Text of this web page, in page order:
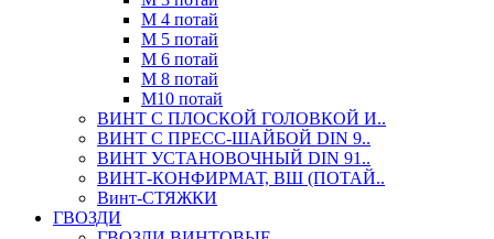
М 4 потай
М 5 потай
М 6 потай
М 8 потай
М10 потай
ВИНТ С ПЛОСКОЙ ГОЛОВКОЙ И..
ВИНТ С ПРЕСС-ШАЙБОЙ DIN 9..
ВИНТ УСТАНОВОЧНЫЙ DIN 91..
ВИНТ-КОНФИРМАТ, ВШ (ПОТАЙ..
Винт-СТЯЖКИ
ГВОЗДИ